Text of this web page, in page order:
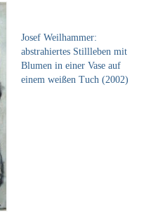
1945
Josef Weilhammer:
abstrahiertes Stillleben mit
Blumen in einer Vase auf
einem weißen Tuch (2002)